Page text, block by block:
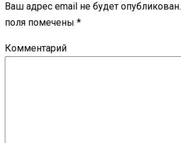
Ваш адрес email не будет опубликован.
поля помечены *
Комментарий